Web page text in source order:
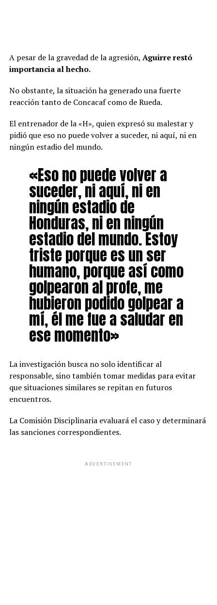
A pesar de la gravedad de la agresión, Aguirre restó
importancia al hecho.
No obstante, la situación ha generado una fuerte
reacción tanto de Concacaf como de Rueda.
El entrenador de la «H», quien expresó su malestar y
pidió que eso no puede volver a suceder, ni aquí, ni en
ningún estadio del mundo.
«Eso no puede volver a
suceder, ni aquí, ni en
ningún estadio de
Honduras, ni en ningún
estadio del mundo. Estoy
triste porque es un ser
humano, porque así como
golpearon al profe, me
hubieron podido golpear a
mí, él me fue a saludar en
ese momento»
La investigación busca no solo identificar al
responsable, sino también tomar medidas para evitar
que situaciones similares se repitan en futuros
encuentros.
La Comisión Disciplinaria evaluará el caso y determinará
las sanciones correspondientes.
ADVERTISEMENT